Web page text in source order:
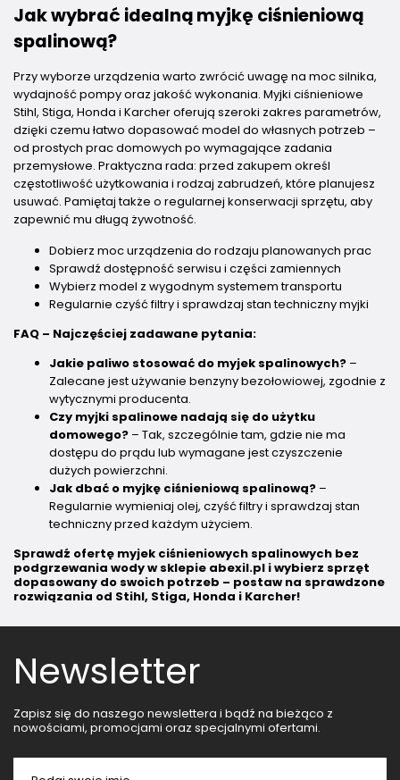
Jak wybrać idealną myjkę ciśnieniową
spalinową?
Przy wyborze urządzenia warto zwrócić uwagę na moc silnika,
wydajność pompy oraz jakość wykonania. Myjki ciśnieniowe
Stihl, Stiga, Honda i Karcher oferują szeroki zakres parametrów,
dzięki czemu łatwo dopasować model do własnych potrzeb –
od prostych prac domowych po wymagające zadania
przemysłowe. Praktyczna rada: przed zakupem określ
częstotliwość użytkowania i rodzaj zabrudzeń, które planujesz
usuwać. Pamiętaj także o regularnej konserwacji sprzętu, aby
zapewnić mu długą żywotność.
Dobierz moc urządzenia do rodzaju planowanych prac
Sprawdź dostępność serwisu i części zamiennych
Wybierz model z wygodnym systemem transportu
Regularnie czyść filtry i sprawdzaj stan techniczny myjki
FAQ – Najczęściej zadawane pytania:
Jakie paliwo stosować do myjek spalinowych? –
Zalecane jest używanie benzyny bezołowiowej, zgodnie z
wytycznymi producenta.
Czy myjki spalinowe nadają się do użytku
domowego? – Tak, szczególnie tam, gdzie nie ma
dostępu do prądu lub wymagane jest czyszczenie
dużych powierzchni.
Jak dbać o myjkę ciśnieniową spalinową? –
Regularnie wymieniaj olej, czyść filtry i sprawdzaj stan
techniczny przed każdym użyciem.
Sprawdź ofertę myjek ciśnieniowych spalinowych bez
podgrzewania wody w sklepie abexil.pl i wybierz sprzęt
dopasowany do swoich potrzeb – postaw na sprawdzone
rozwiązania od Stihl, Stiga, Honda i Karcher!
Newsletter
Zapisz się do naszego newslettera i bądź na bieżąco z
nowościami, promocjami oraz specjalnymi ofertami.